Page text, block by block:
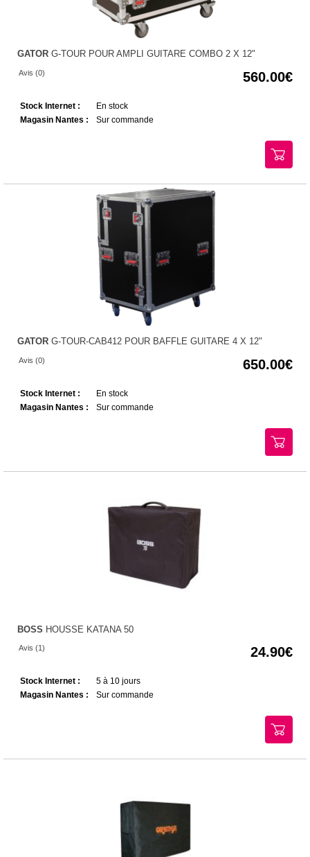
GATOR G-TOUR POUR AMPLI GUITARE COMBO 2 X 12"
Avis (0) 560.00
Stock Internet :
En stock
Magasin Nantes :
Sur commande
GATOR G-TOUR-CAB412 POUR BAFFLE GUITARE 4 X 12"
Avis (0) 650.00
Stock Internet :
En stock
Magasin Nantes :
Sur commande
BOSS HOUSSE KATANA 50
Avis (1) 24.90
Stock Internet :
5 à 10 jours
Magasin Nantes :
Sur commande